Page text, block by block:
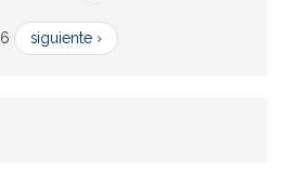
siguiente ›